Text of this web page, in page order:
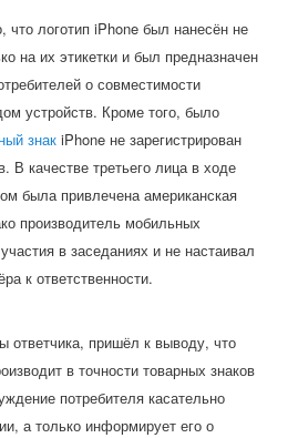
логотип iPhone был нанесён не
на их этикетки и был предназначен
о совместимости
устройств. Кроме того, было
знак iPhone не зарегистрирован
В качестве третьего лица в ходе
была привлечена американская
производитель мобильных
в заседаниях и не настаивал
к ответственности.
ответчика, пришёл к выводу, что
в точности товарных знаков
потребителя касательно
а только информирует его о